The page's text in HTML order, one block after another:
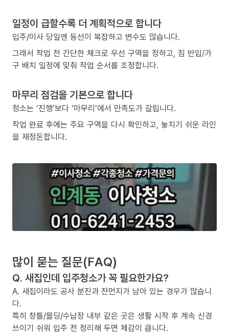
일정이 급할수록 더 계획적으로 합니다
입주/이사 당일엔 동선이 복잡하고 변수도 많습니다.
그래서 작업 전 간단한 체크로 우선 구역을 정하고, 짐 반입/가
구 배치 일정에 맞춰 작업 순서를 조정합니다.
마무리 점검을 기본으로 합니다
청소는 ‘진행’보다 ‘마무리’에서 만족도가 갈립니다.
작업 완료 후에는 주요 구역을 다시 확인하고, 놓치기 쉬운 라인
을 재정돈합니다.
많이 묻는 질문(FAQ)
Q. 새집인데 입주청소가 꼭 필요한가요?
A. 새집이라도 공사 분진과 잔먼지가 남아 있는 경우가 많습니
다.
특히 창틀/몰딩/수납장 내부 같은 곳은 생활 시작 후 계속 신경
쓰이기 쉬워 입주 전 정리해 두면 체감이 큽니다.